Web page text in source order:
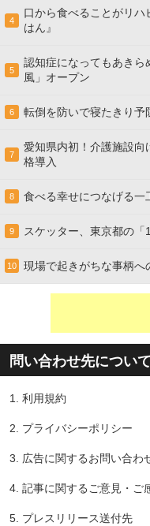
4
口から食べることがリ
はん』
5
認知症になってもあきら
風」オープン
6 転倒を防いで寝たきり予
7
愛知県内初！介護施設向
格導入
8 食べる幸せにつなげる一
9 スケッター、東京都の
10 現場で起きがちな事柄へ
問い合わせ先について
1. 利用規約
2. プライバシーポリシー
3. 広告に関するお問い合わ
4. 記事に関するご意見・ご
5. プレスリリース送付先